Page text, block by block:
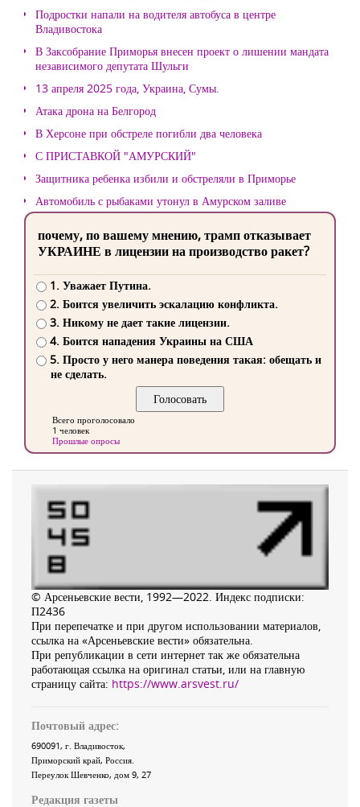
Подростки напали на водителя автобуса в центре
Владивостока
В Заксобрание Приморья внесен проект о лишении мандата
независимого депутата Шульги
13 апреля 2025 года, Украина, Сумы.
Атака дрона на Белгород
В Херсоне при обстреле погибли два человека
С ПРИСТАВКОЙ "АМУРСКИЙ"
Защитника ребенка избили и обстреляли в Приморье
Автомобиль с рыбаками утонул в Амурском заливе
почему, по вашему мнению, трамп отказывает
УКРАИНЕ в лицензии на производство ракет?
1. Уважает Путина.
2. Боится увеличить эскалацию конфликта.
3. Никому не дает такие лицензии.
4. Боится нападения Украины на США
5. Просто у него манера поведения такая: обещать и
не сделать.
Всего проголосовало
1 человек
Прошлые опросы
© Арсеньевские вести, 1992—2022. Индекс подписки:
П2436
При перепечатке и при другом использовании материалов,
ссылка на «Арсеньевские вести» обязательна.
При републикации в сети интернет так же обязательна
работающая ссылка на оригинал статьи, или на главную
страницу сайта: https://www.arsvest.ru/
Почтовый адрес:
690091, г. Владивосток,
Приморский край, Россия
Переулок Шевченко, дом 9, 27
Редакция газеты